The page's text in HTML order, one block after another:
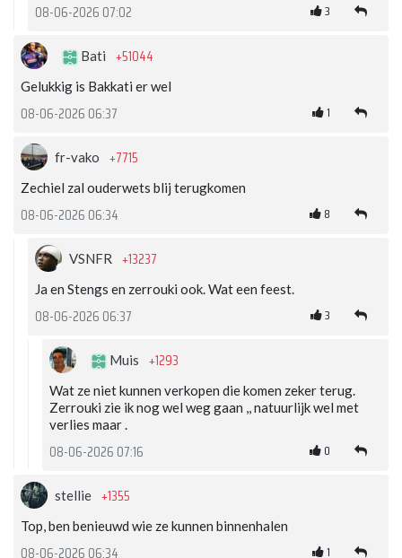
08-06-2026 07:02 3
Bati +51044
Gelukkig is Bakkati er wel
08-06-2026 06:37 1
fr-vako +7715
Zechiel zal ouderwets blij terugkomen
08-06-2026 06:34 8
VSNFR +13237
Ja en Stengs en zerrouki ook. Wat een feest.
08-06-2026 06:37 3
Muis +1293
Wat ze niet kunnen verkopen die komen zeker terug.
Zerrouki zie ik nog wel weg gaan ,, natuurlijk wel met
verlies maar .
08-06-2026 07:16 0
stellie +1355
Top, ben benieuwd wie ze kunnen binnenhalen
08-06-2026 06:34 1